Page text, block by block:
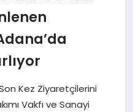
Kez Ziyaretçilerini
Vakfı ve Sanayi